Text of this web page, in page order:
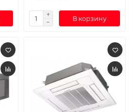
В корзину